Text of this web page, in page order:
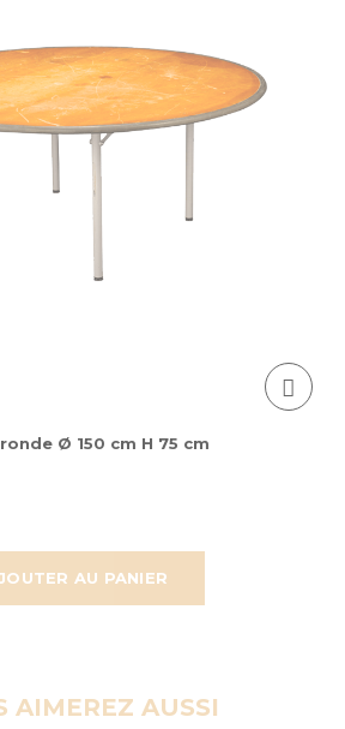
AU PANIER
Ø 150 cm H 75 cm
AIMEREZ AUSSI